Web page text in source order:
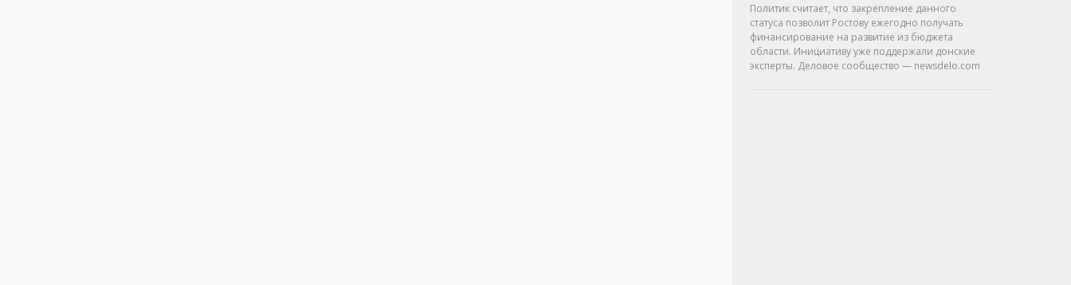
Политик считает, что закрепление данного
статуса позволит Ростову ежегодно получать
финансирование на развитие из бюджета
области. Инициативу уже поддержали донские
эксперты. Деловое сообщество — newsdelo.com